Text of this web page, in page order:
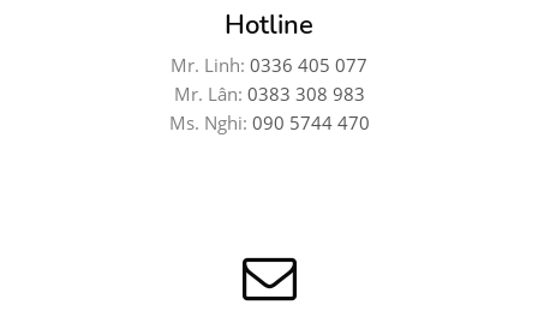
Hotline
Mr. Linh: 0336 405 077
Mr. Lân: 0383 308 983
Ms. Nghi: 090 5744 470